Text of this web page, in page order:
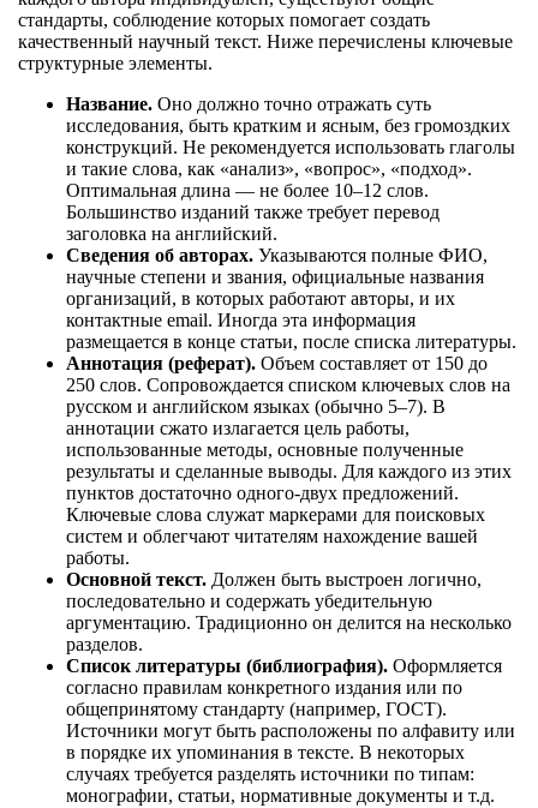
стандарты, соблюдение которых помогает создать
качественный научный текст. Ниже перечислены ключевые
структурные элементы.
Название. Оно должно точно отражать суть
исследования, быть кратким и ясным, без громоздких
конструкций. Не рекомендуется использовать глаголы
и такие слова, как «анализ», «вопрос», «подход».
Оптимальная длина — не более 10–12 слов.
Большинство изданий также требует перевод
заголовка на английский.
Сведения об авторах. Указываются полные ФИО,
научные степени и звания, официальные названия
организаций, в которых работают авторы, и их
контактные email. Иногда эта информация
размещается в конце статьи, после списка литературы.
Аннотация (реферат). Объем составляет от 150 до
250 слов. Сопровождается списком ключевых слов на
русском и английском языках (обычно 5–7). В
аннотации сжато излагается цель работы,
использованные методы, основные полученные
результаты и сделанные выводы. Для каждого из этих
пунктов достаточно одного-двух предложений.
Ключевые слова служат маркерами для поисковых
систем и облегчают читателям нахождение вашей
работы.
Основной текст. Должен быть выстроен логично,
последовательно и содержать убедительную
аргументацию. Традиционно он делится на несколько
разделов.
Список литературы (библиография). Оформляется
согласно правилам конкретного издания или по
общепринятому стандарту (например, ГОСТ).
Источники могут быть расположены по алфавиту или
в порядке их упоминания в тексте. В некоторых
случаях требуется разделять источники по типам:
монографии, статьи, нормативные документы и т.д.